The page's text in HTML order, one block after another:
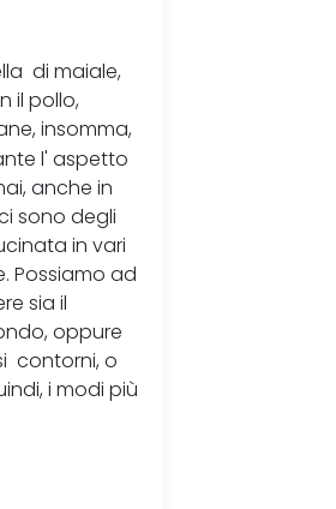
di maiale,
il pollo,
insomma,
l' aspetto
anche in
sono degli
in vari
Possiamo ad
sia il
oppure
contorni, o
i modi più